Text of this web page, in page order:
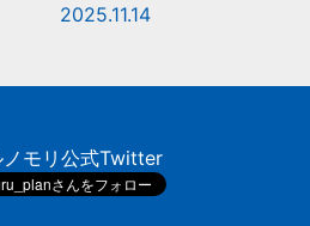
2025.11.14
ノモリ公式Twitter